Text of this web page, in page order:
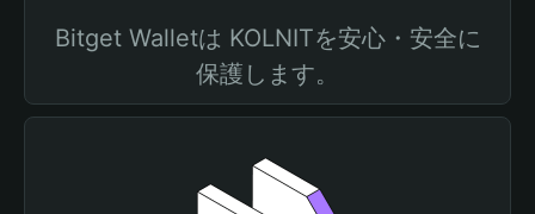
Bitget Walletは KOLNITを安心・安全に
保護します。